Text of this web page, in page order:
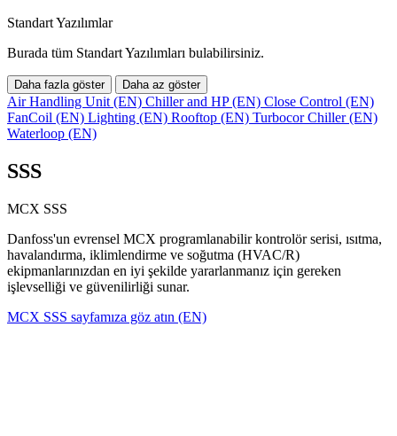
Standart Yazılımlar
Burada tüm Standart Yazılımları bulabilirsiniz.
Daha fazla göster Daha az göster
Air Handling Unit (EN) Chiller and HP (EN) Close Control (EN)
FanCoil (EN) Lighting (EN) Rooftop (EN) Turbocor Chiller (EN)
Waterloop (EN)
SSS
MCX SSS
Danfoss'un evrensel MCX programlanabilir kontrolör serisi, ısıtma,
havalandırma, iklimlendirme ve soğutma (HVAC/R)
ekipmanlarınızdan en iyi şekilde yararlanmanız için gereken
işlevselliği ve güvenilirliği sunar.
MCX SSS sayfamıza göz atın (EN)